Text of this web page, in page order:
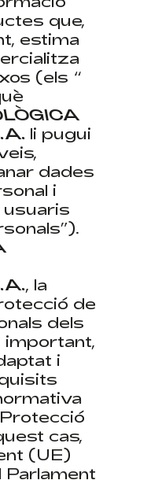
que,
estima
(els “
li pugui
dades
i
usuaris
, la
de
dels
i
cas,
(UE)